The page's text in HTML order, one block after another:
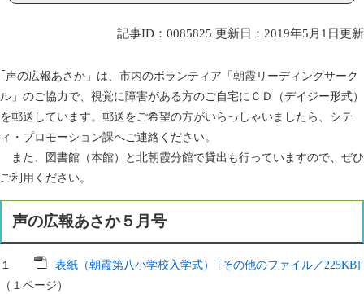
記事ID：0085825 更新日：2019年5月1日更新
｢声の広報あさか」は、市内のボランティア「朝霞リーディングサーク
ル」のご協力で、視覚に障害がある方のご自宅にＣＤ（デイジー形式）
を郵送しています。郵送をご希望の方がいらっしゃいましたら、シテ
ィ・プロモーション課へご連絡ください。
また、図書館（本館）と北朝霞分館で貸出も行っていますので、ぜひ
ご利用ください。
声の広報あさか５月号
１
表紙（朝霞第八小学校入学式） [その他のファイル／225KB]
（１ページ）